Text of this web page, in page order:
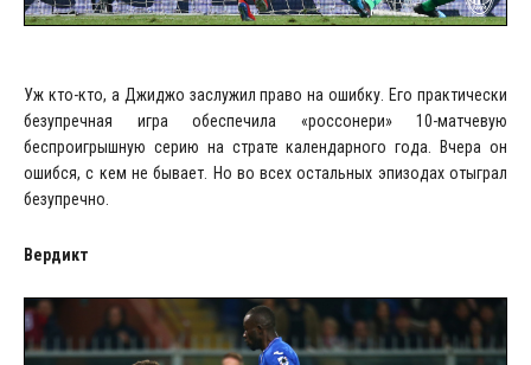
Уж кто-кто, а Джиджо заслужил право на ошибку. Его практически
безупречная игра обеспечила «россонери» 10-матчевую
беспроигрышную серию на страте календарного года. Вчера он
ошибся, с кем не бывает. Но во всех остальных эпизодах отыграл
безупречно.
Вердикт